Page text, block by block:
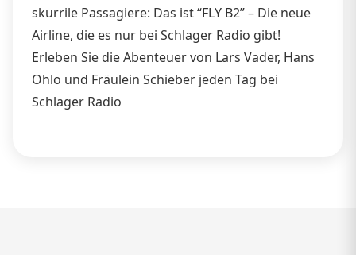
skurrile Passagiere: Das ist “FLY B2” – Die neue
Airline, die es nur bei Schlager Radio gibt!
Erleben Sie die Abenteuer von Lars Vader, Hans
Ohlo und Fräulein Schieber jeden Tag bei
Schlager Radio